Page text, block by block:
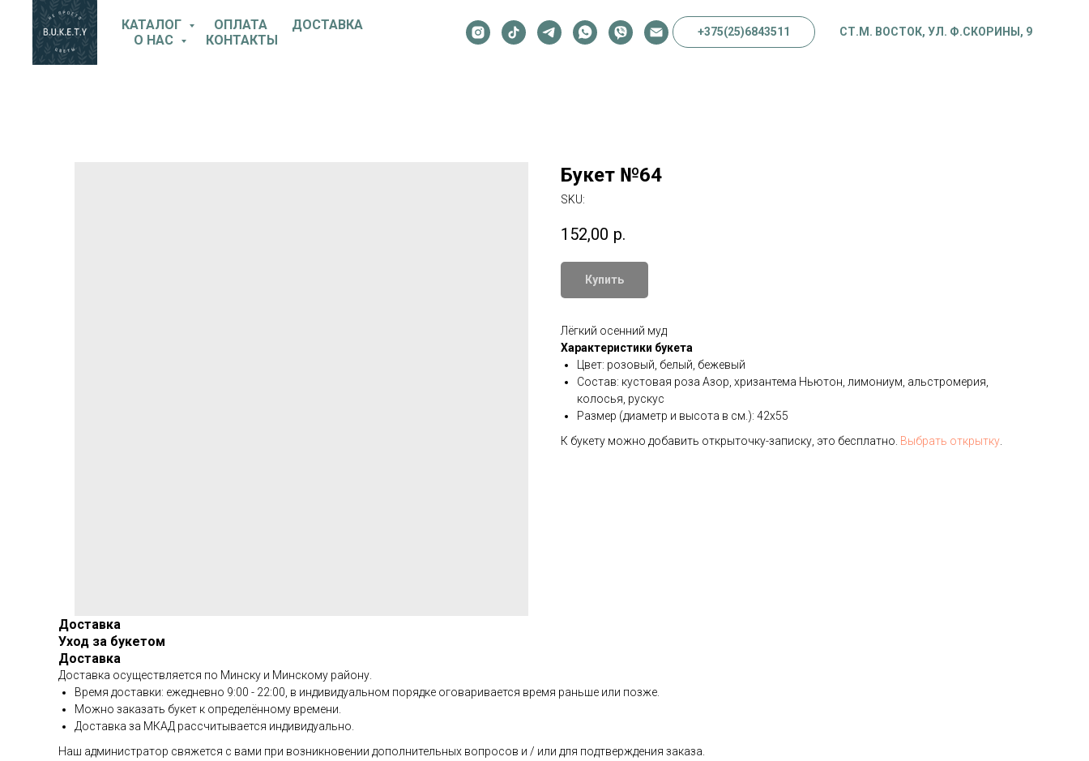
КАТАЛОГ ОПЛАТА
ДОСТАВКА
О НАС
КОНТАКТЫ
+375(25)6843511 СТ.М. ВОСТОК, УЛ. Ф.СКОРИНЫ, 9
Букет №64
SKU:
152,00 р.
Купить
Лёгкий осенний муд
Характеристики букета
Цвет: розовый, белый, бежевый
Состав: кустовая роза Азор, хризантема Ньютон, лимониум, альстромерия,
колосья, рускус
Размер (диаметр и высота в см.): 42х55
К букету можно добавить открыточку-записку, это бесплатно. Выбрать открытку.
Доставка
Уход за букетом
Доставка
Доставка осуществляется по Минску и Минскому району.
Время доставки: ежедневно 9:00 - 22:00, в индивидуальном порядке оговаривается время раньше или позже.
Можно заказать букет к определённому времени.
Доставка за МКАД рассчитывается индивидуально.
Наш администратор свяжется с вами при возникновении дополнительных вопросов и / или для подтверждения заказа.